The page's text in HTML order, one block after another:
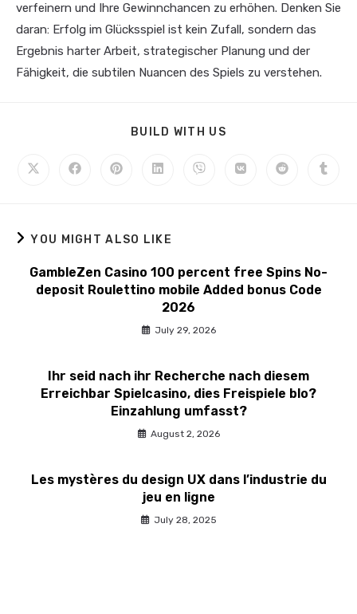
verfeinern und Ihre Gewinnchancen zu erhöhen. Denken Sie
daran: Erfolg im Glücksspiel ist kein Zufall, sondern das
Ergebnis harter Arbeit, strategischer Planung und der
Fähigkeit, die subtilen Nuancen des Spiels zu verstehen.
BUILD WITH US
YOU MIGHT ALSO LIKE
GambleZen Casino 100 percent free Spins No-
deposit Roulettino mobile Added bonus Code
2026
July 29, 2026
Ihr seid nach ihr Recherche nach diesem
Erreichbar Spielcasino, dies Freispiele blo?
Einzahlung umfasst?
August 2, 2026
Les mystères du design UX dans l’industrie du
jeu en ligne
July 28, 2025